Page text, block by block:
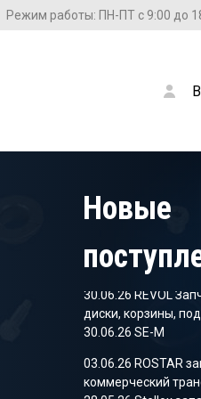
Режим работы: ПН-ПТ с 9:00 до
Новые
09.04.26 SHEFT
05.03.26 SHEFT
09.12.25 Stellox
коммерческий
18.11.25 Stellox
коммерческий
30.06.26 REVOL
диски, корзины,
30.06.26 SE-M
03.06.26 ROSTAR
коммерческий